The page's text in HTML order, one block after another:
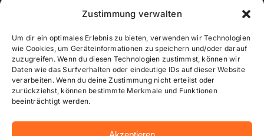
Zustimmung verwalten
Um dir ein optimales Erlebnis zu bieten, verwenden wir Technologien
wie Cookies, um Geräteinformationen zu speichern und/oder darauf
zuzugreifen. Wenn du diesen Technologien zustimmst, können wir
Daten wie das Surfverhalten oder eindeutige IDs auf dieser Website
verarbeiten. Wenn du deine Zustimmung nicht erteilst oder
zurückziehst, können bestimmte Merkmale und Funktionen
beeinträchtigt werden.
Cookie-Richtlinie (EU)
Mediendaten